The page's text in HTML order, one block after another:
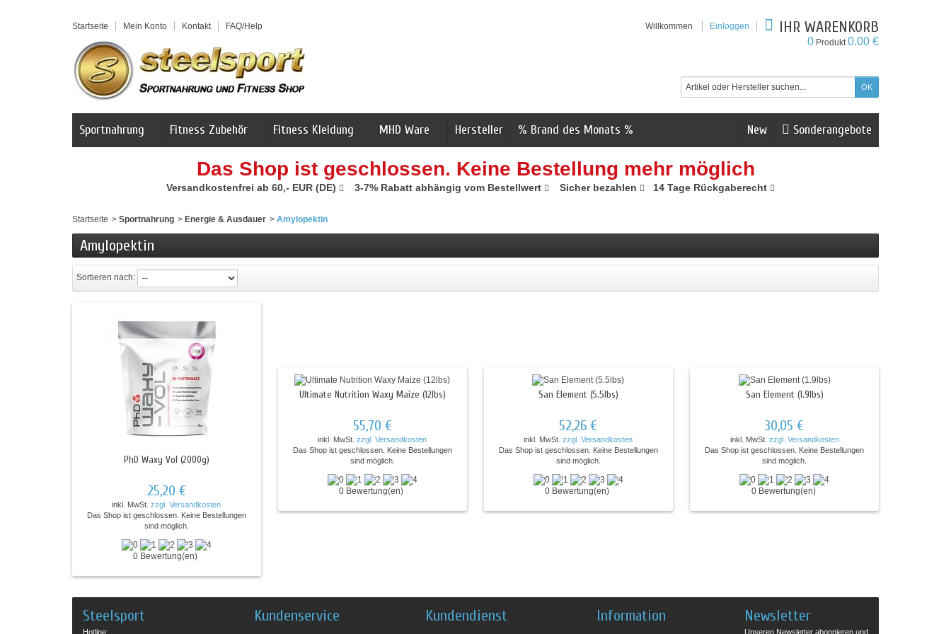
Startseite Mein Konto Kontakt FAQ/Help Willkommen Einloggen IHR WARENKORB
0 Produkt0.00 €
Sonderangebote
New
Sportnahrung Fitness Zubehör Fitness Kleidung MHD Ware Hersteller % Brand des Monats %
Das Shop ist geschlossen. Keine Bestellung mehr möglich
Versandkostenfrei ab 60,- EUR (DE) 3-7% Rabatt abhängig vom Bestellwert Sicher bezahlen 14 Tage Rückgaberecht
Startseite > Sportnahrung > Energie & Ausdauer > Amylopektin
Amylopektin
Sortieren nach:
PhD Waxy Vol (2000g)
25,20 €
inkl. MwSt.zzgl. Versandkosten
Das Shop ist geschlossen. Keine Bestellungen
sind möglich.
0 Bewertung(en)
Ultimate Nutrition Waxy Maize (12lbs)
55,70 €
inkl. MwSt.zzgl. Versandkosten
Das Shop ist geschlossen. Keine Bestellungen
sind möglich.
0 Bewertung(en)
San Element (5.5lbs)
52,26 €
inkl. MwSt.zzgl. Versandkosten
Das Shop ist geschlossen. Keine Bestellungen
sind möglich.
0 Bewertung(en)
San Element (1.9lbs)
30,05 €
inkl. MwSt. zzgl. Versandkosten
Das Shop ist geschlossen. Keine Bestellungen
sind möglich.
0 Bewertung(en)
Steelsport
Hotline:
Kundenservice Kundendienst Information Newsletter
Unseren Newsletter abonnieren und